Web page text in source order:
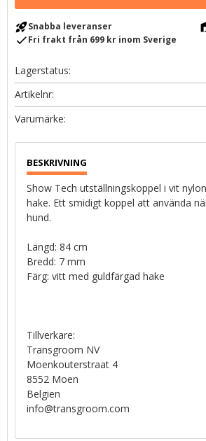
rocket_launchSnabba leveranser
checkFri frakt från 699 kr inom Sverige
Lagerstatus
Artikelnr
Show Tech utställningskoppel i vit
hake. Ett smidigt koppel att använda
hund.
Längd: 84 cm
Bredd: 7 mm
Färg: vitt med guldfärgad hake
Tillverkare:
Transgroom NV
Moenkouterstraat 4
8552 Moen
Belgien
info@transgroom.com